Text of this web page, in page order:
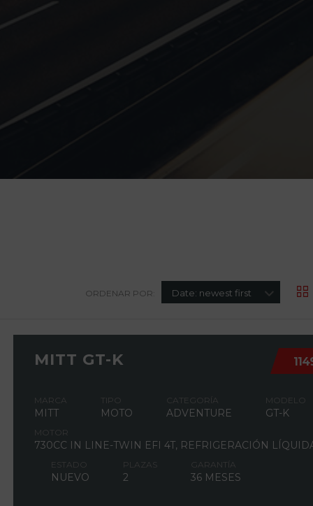
ORDENAR POR: Date: newest first
MITT GT-K
MARCA
MITT
TIPO
MOTO
CATEGORÍA
ADVENTURE
MODELO
GT-K
MOTOR
730CC IN LINE-TWIN EFI 4T, REFRIGERACIÓN
ESTADO
NUEVO
PLAZAS
2
GARANTÍA
36 MESES